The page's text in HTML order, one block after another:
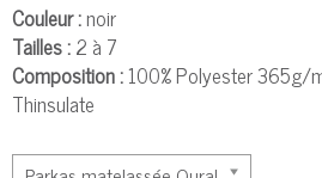
Couleur :noir
Tailles :2 à 7
Composition :100% Polyester 365g/
Thinsulate